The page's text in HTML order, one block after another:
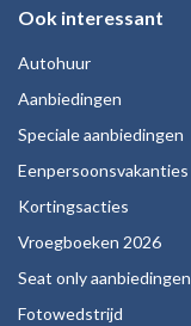
Ook interessant
Autohuur
Aanbiedingen
Speciale aanbiedingen
Eenpersoonsvakanties
Kortingsacties
Vroegboeken 2026
Seat only aanbiedingen
Fotowedstrijd